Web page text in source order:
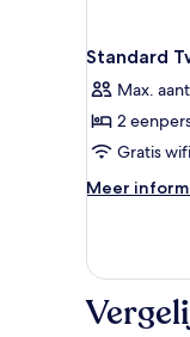
Standard
Max.
2
Gratis wifi
Meer
Meer
Twin